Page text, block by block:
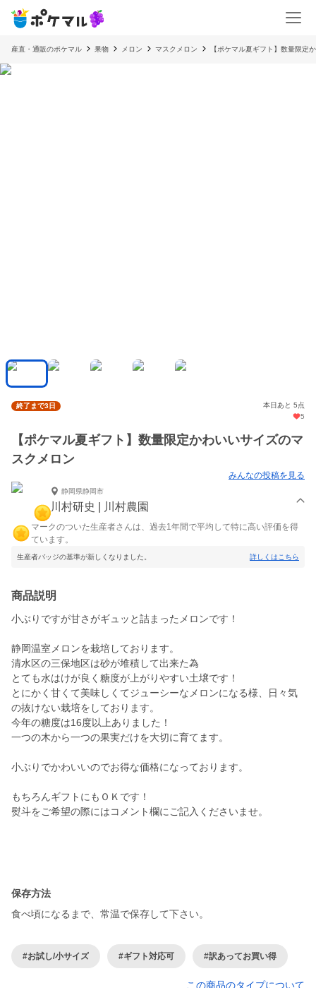
産直・通販のポケマル 果物 メロン マスクメロン 【ポケマル夏ギフト】数量限定
終了まで3日
本日あと 5点
5
【ポケマル夏ギフト】数量限定かわいいサイズのマ
スクメロン
みんなの投稿を見る
静岡県静岡市
川村研史 | 川村農園
マークのついた生産者さんは、過去1年間で平均して特に高い評価を得
ています。
生産者バッジの基準が新しくなりました。 詳しくはこちら
商品説明
小ぶりですが甘さがギュッと詰まったメロンです！
静岡温室メロンを栽培しております。
清水区の三保地区は砂が堆積して出来た為
とても水はけが良く糖度が上がりやすい土壌です！
とにかく甘くて美味しくてジューシーなメロンになる様、日々気
の抜けない栽培をしております。
今年の糖度は16度以上ありました！
一つの木から一つの果実だけを大切に育てます。
小ぶりでかわいいのでお得な価格になっております。
もちろんギフトにもＯＫです！
熨斗をご希望の際にはコメント欄にご記入くださいませ。
保存方法
食べ頃になるまで、常温で保存して下さい。
#お試し/小サイズ #ギフト対応可 #訳あってお買い得
この商品のタイプについて